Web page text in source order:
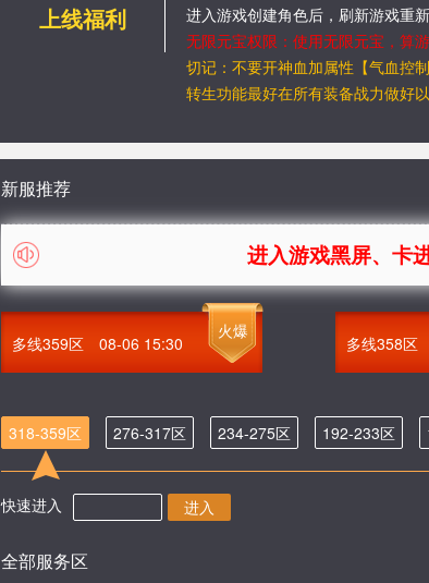
上线福利
进入游戏创建角色后，刷新游戏重
无限元宝权限：使用无限元宝，算
切记：不要开神血加属性【气血控
转生功能最好在所有装备战力做好
新服推荐
进入游戏黑屏、卡进度
多线359区 08-06 15:30
火爆
多线358区
318-359区 276-317区 234-275区 192-233区
快速进入 进入
全部服务区